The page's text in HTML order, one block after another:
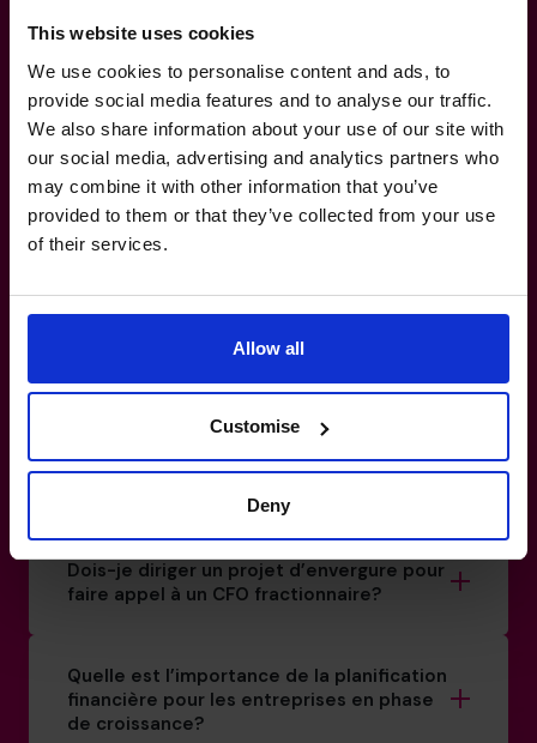
This website uses cookies
We use cookies to personalise content and ads, to
provide social media features and to analyse our traffic.
We also share information about your use of our site with
our social media, advertising and analytics partners who
may combine it with other information that you’ve
provided to them or that they’ve collected from your use
of their services.
Allow all
Customise
Deny
fractionnaire et un chef des finances à
temps plein?
Comment savoir si j’ai vraiment besoin
d’un CFO fractionnaire?
S’agit-il d’un engagement à long terme?
En combien de temps The CFO Centre
peut-il mettre en place un CFO
fractionnaire?
Cela remplacera-t-il mon chef des
Dois-je diriger un projet d’envergure pour
faire appel à un CFO fractionnaire?
Quelle est l’importance de la planification
financière pour les entreprises en phase
de croissance?